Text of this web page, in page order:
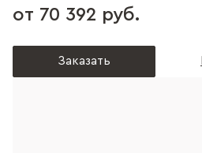
от 70 392 руб.
Заказать